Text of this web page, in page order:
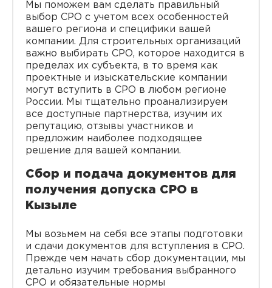
Мы поможем вам сделать правильный
выбор СРО с учетом всех особенностей
вашего региона и специфики вашей
компании. Для строительных организаций
важно выбирать СРО, которое находится в
пределах их субъекта, в то время как
проектные и изыскательские компании
могут вступить в СРО в любом регионе
России. Мы тщательно проанализируем
все доступные партнерства, изучим их
репутацию, отзывы участников и
предложим наиболее подходящее
решение для вашей компании.
Сбор и подача документов для
получения допуска СРО в
Кызыле
Мы возьмем на себя все этапы подготовки
и сдачи документов для вступления в СРО.
Прежде чем начать сбор документации, мы
детально изучим требования выбранного
СРО и обязательные нормы